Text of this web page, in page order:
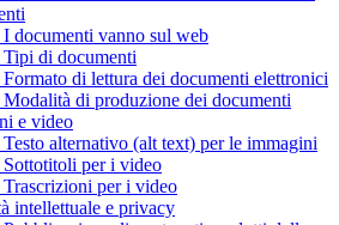
documenti vanno sul web
di documenti
di lettura dei documenti elettronici
di produzione dei documenti
e video
alternativo (alt text) per le immagini
Sottotitoli per i video
per i video
intellettuale e privacy